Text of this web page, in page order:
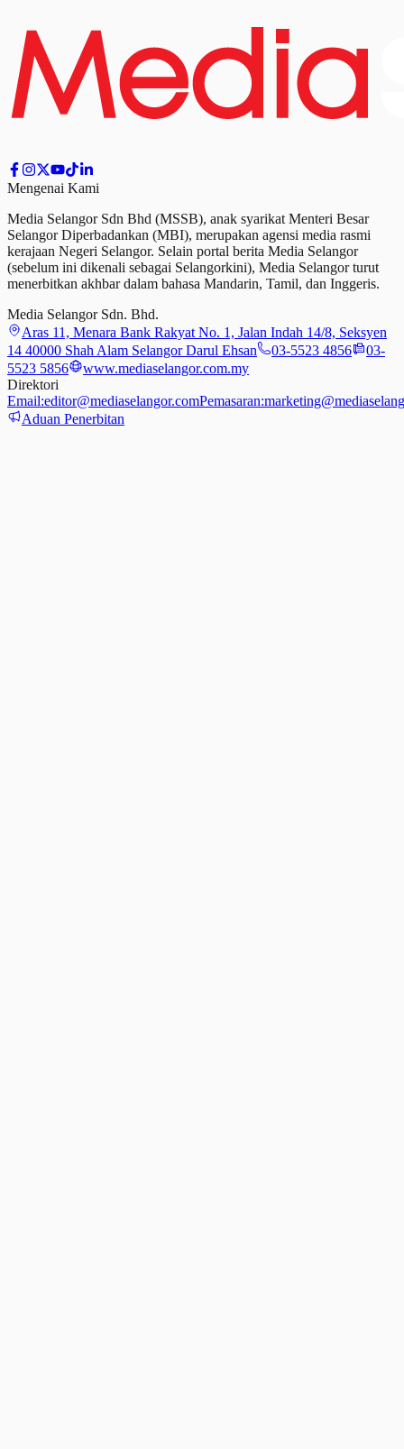
Mengenai Kami
Media Selangor Sdn Bhd (MSSB), anak syarikat Menteri Besar
Selangor Diperbadankan (MBI), merupakan agensi media rasmi
kerajaan Negeri Selangor. Selain portal berita Media Selangor
(sebelum ini dikenali sebagai Selangorkini), Media Selangor turut
menerbitkan akhbar dalam bahasa Mandarin, Tamil, dan Inggeris.
Media Selangor Sdn. Bhd.
Aras 11, Menara Bank Rakyat No. 1, Jalan Indah 14/8, Seksyen
14 40000 Shah Alam Selangor Darul Ehsan
03-5523 4856
03-
5523 5856
www.mediaselangor.com.my
Direktori
Email:editor@mediaselangor.comPemasaran:
Aduan Penerbitan